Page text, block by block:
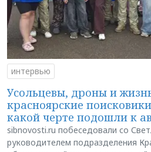
интервью
Усольцевы, дроны и
красноярские
какой черте подошли к
sibnovosti.ru побеседовали со
руководителем подразделения